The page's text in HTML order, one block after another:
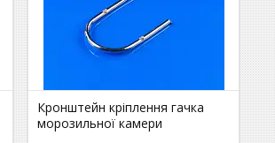
Кронштейн кріплення гачка
морозильної камери